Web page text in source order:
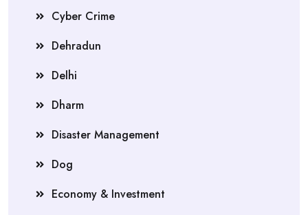
Cyber Crime
Dehradun
Delhi
Dharm
Disaster Management
Dog
Economy & Investment